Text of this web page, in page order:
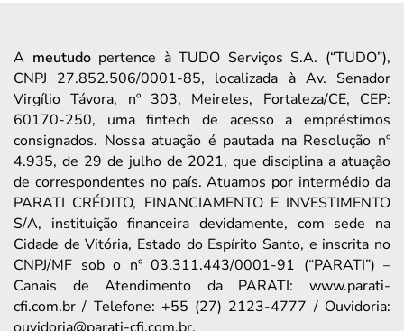
A meutudopertence à TUDO Serviços S.A. (“TUDO”),
CNPJ 27.852.506/0001-85, localizada à Av. Senador
Virgílio Távora, nº 303, Meireles, Fortaleza/CE, CEP:
60170-250, uma fintech de acesso a empréstimos
consignados. Nossa atuação é pautada na Resolução nº
4.935, de 29 de julho de 2021, que disciplina a atuação
de correspondentes no país. Atuamos por intermédio da
PARATI CRÉDITO, FINANCIAMENTO E INVESTIMENTO
S/A, instituição financeira devidamente, com sede na
Cidade de Vitória, Estado do Espírito Santo, e inscrita no
CNPJ/MF sob o nº 03.311.443/0001-91 (“PARATI”) –
Canais de Atendimento da PARATI: www.parati-
cfi.com.br / Telefone: +55 (27) 2123-4777 / Ouvidoria: